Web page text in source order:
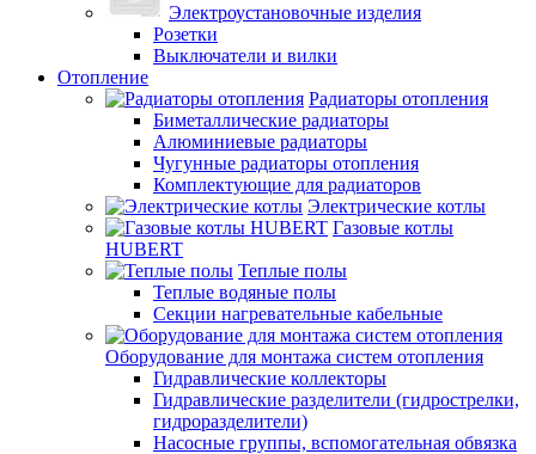
Электроустановочные изделия
Розетки
Выключатели и вилки
Отопление
Радиаторы отопления
Биметаллические радиаторы
Алюминиевые радиаторы
Чугунные радиаторы отопления
Комплектующие для радиаторов
Электрические котлы
Газовые котлы
HUBERT
Теплые полы
Теплые водяные полы
Секции нагревательные кабельные
Оборудование для монтажа систем отопления
Гидравлические коллекторы
Гидравлические разделители (гидрострелки,
гидроразделители)
Насосные группы, вспомогательная обвязка